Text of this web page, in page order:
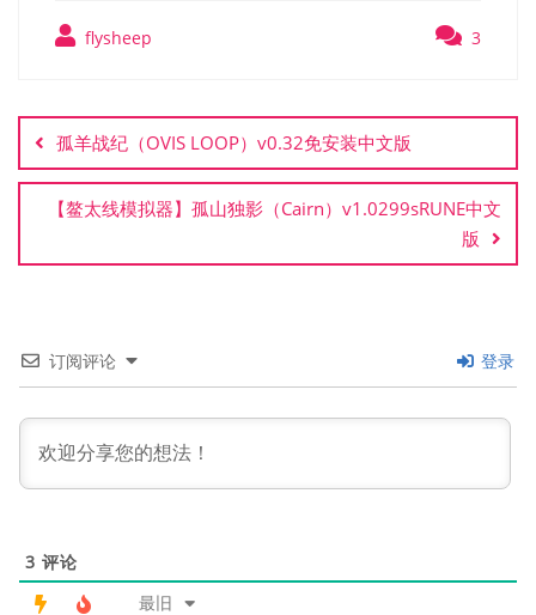
flysheep 3
章
导
航
孤羊战纪（OVIS LOOP）v0.32免安装中文版
【鳌太线模拟器】孤山独影（Cairn）v1.0299sRUNE中文
版
订阅评论 登录
3 评论
最旧